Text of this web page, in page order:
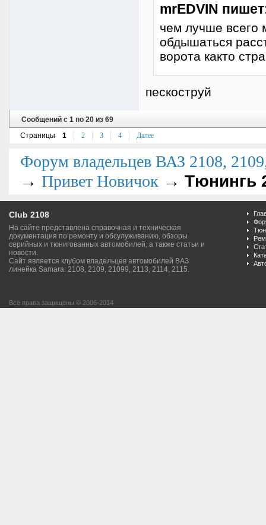
mrEDVIN
чем лучше всего
обдышаться
ворота както
пескоструй
Сообщений с 1 по 20 из 69
Страницы
1 2 3 4 Далее
Форум владельцев ВАЗ 2108,
→ Привет Новичок → Тюнингь
Club 2108
На сайте представлена справочная и техническая
документация по ремонту и обсулуживанию, обзоры
серийных и тюнигованных автомобилей, а также статьи и
новости.
Сайт является клубом владельцев автомобилей ВАЗ
линейка Samara: 2108, 2109, 21099, 2113, 2114, 2115.
Все права защищены © 2006-2014